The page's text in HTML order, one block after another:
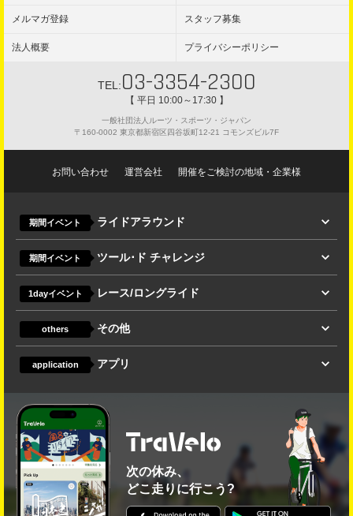
メルマガ登録 スタッフ募集
法人概要 プライバシーポリシー
TEL:03-3354-2300
【 平日 10:00～17:30 】
一般社団法人ルーツ・スポーツ・ジャパン
〒160-0002 東京都新宿区四谷坂町12-21 コモンズビル7F
お問い合わせ 運営会社 開催をご検討の地域・企業様
期間イベント ライドアラウンド
期間イベント ツール･ド チャレンジ
1dayイベント レース/ロングライド
others その他
application アプリ
次の休み、
どこ走りに行こう?